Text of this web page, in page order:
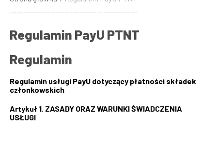
nawigacyjna
Regulamin PayU PTNT
Regulamin
Regulamin usługi PayU dotyczący płatności składek
członkowskich
Artykuł 1. ZASADY ORAZ WARUNKI ŚWIADCZENIA
USŁUGI